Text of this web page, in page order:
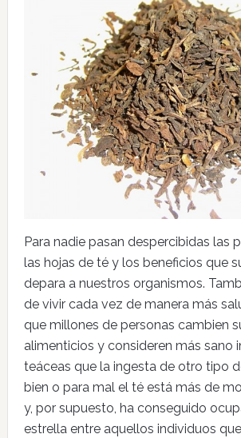
Para nadie pasan despercibidas las
las hojas de té y los beneficios que
depara a nuestros organismos.
de vivir cada vez de manera más
que millones de personas cambien
alimenticios y consideren más sano
teáceas que la ingesta de otro tipo
bien o para mal el té está más de
y, por supuesto, ha conseguido
estrella entre aquellos individuos